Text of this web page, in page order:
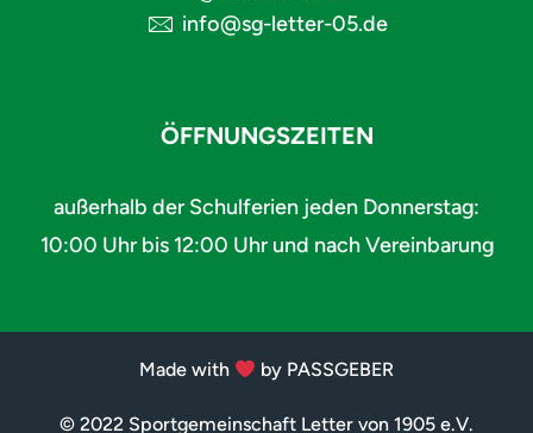
info@sg-letter-05.de
ÖFFNUNGSZEITEN
außerhalb der Schulferien jeden Donnerstag:
10:00 Uhr bis 12:00 Uhr und nach Vereinbarung
Made with by PASSGEBER
© 2022 Sportgemeinschaft Letter von 1905 e.V.